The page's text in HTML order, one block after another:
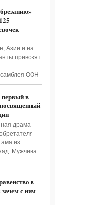
Азии и на
привозят
ООН
в
драма
из
Мужчина
в
зачем с ним